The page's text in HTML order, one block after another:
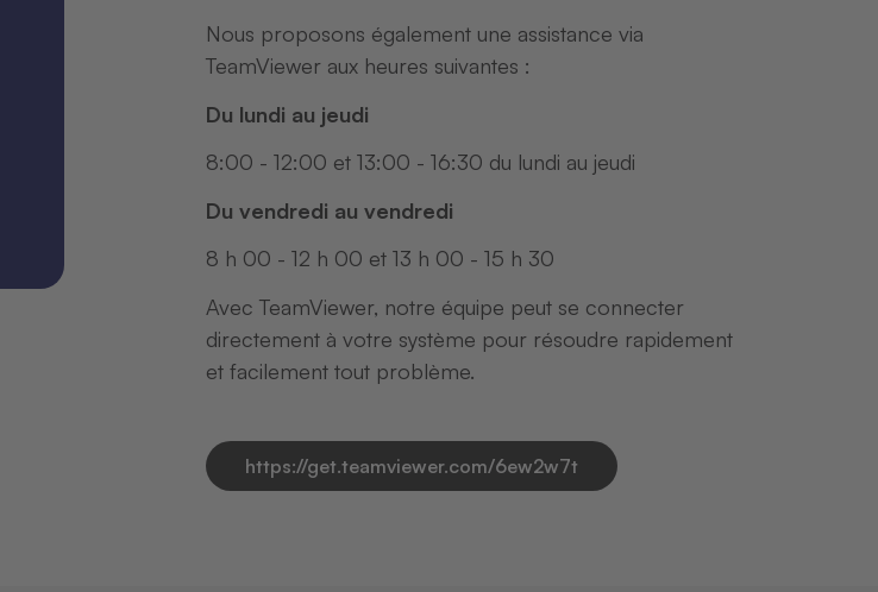
Nous proposons également une assistance via
TeamViewer aux heures suivantes :
Du lundi au jeudi
8:00 - 12:00 et 13:00 - 16:30 du lundi au jeudi
Du vendredi au vendredi
8 h 00 - 12 h 00 et 13 h 00 - 15 h 30
Avec TeamViewer, notre équipe peut se connecter
directement à votre système pour résoudre rapidement
et facilement tout problème.
https://get.teamviewer.com/6ew2w7t